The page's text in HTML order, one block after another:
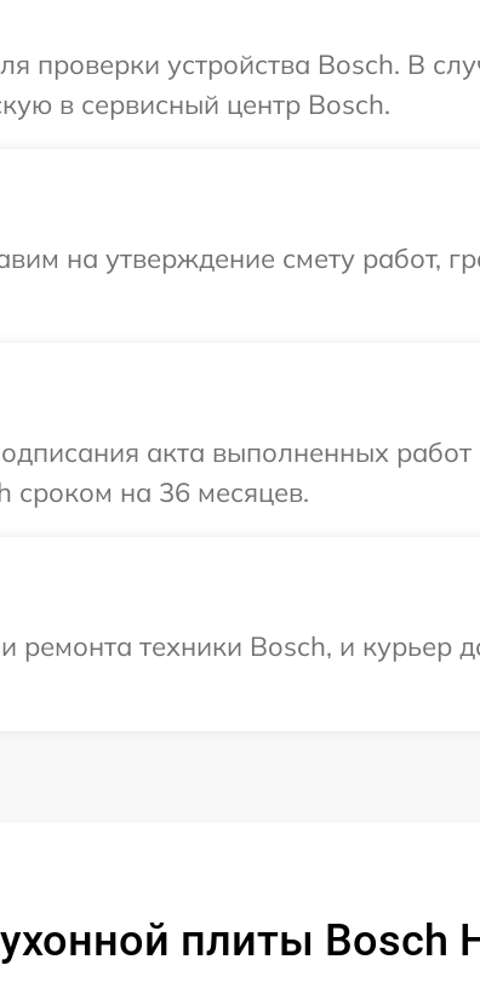
проверки устройства Bosch. В
в сервисный центр Bosch.
на утверждение смету работ,
акта выполненных
сроком на 36 месяцев.
техники Bosch, и курьер
плиты Bosch